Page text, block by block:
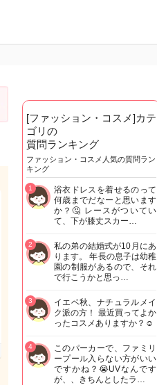
[ファッション・コスメ]カテ
ゴリの
質問ランキング
ファッション・コスメ人気の質問ラン
キング
浴衣ドレスを着せるのって
何歳までだなーと思います
か？🤔 レースがついてい
て、下が膝丈スカー…
1
私の弟の結婚式が10月にあ
ります。 年長の息子は幼稚
園の制服があるので、それ
で行こうかと思っ…
2
イエベ秋、ナチュラルメイ
ク派の方！ 最近買ってよか
ったコスメありますか？☺️
3
このパーカーで、ファミリ
ープール入らない方がいい
ですかね？😭UVなんです
が、、きちんとしたラ…
4